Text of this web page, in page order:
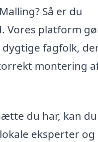
Så er du
Vores platform
fagfolk,
montering
du har, kan du
eksperter og